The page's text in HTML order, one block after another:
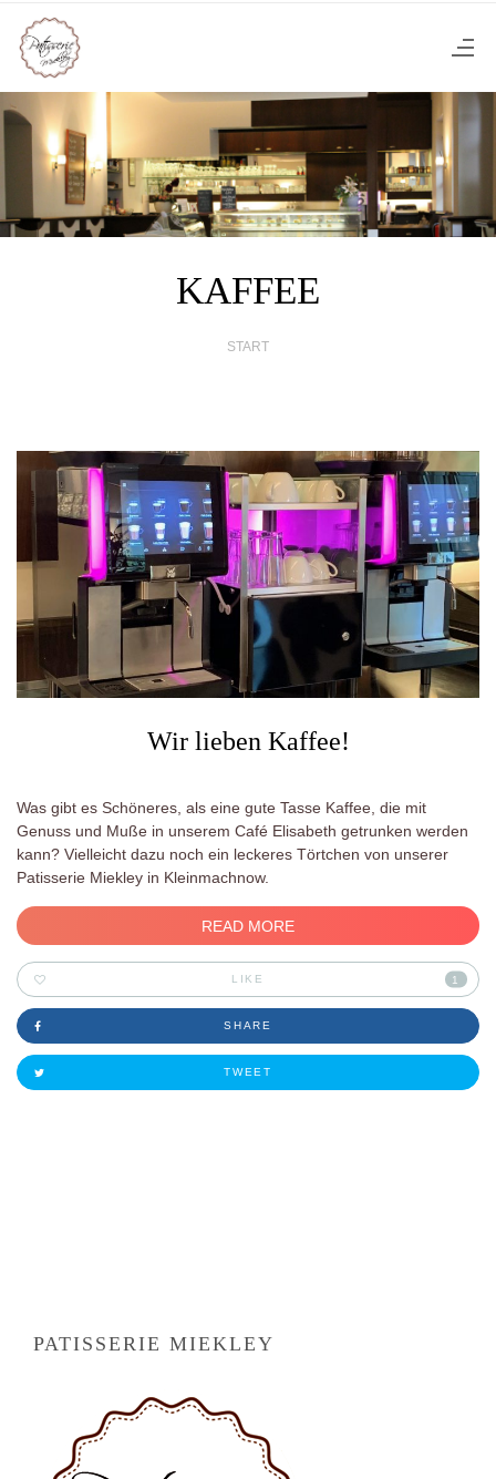
KAFFEE
START
Wir lieben Kaffee!
Was gibt es Schöneres, als eine gute Tasse Kaffee, die mit
Genuss und Muße in unserem Café Elisabeth getrunken werden
kann? Vielleicht dazu noch ein leckeres Törtchen von unserer
Patisserie Miekley in Kleinmachnow.
READ MORE
LIKE 1
SHARE
TWEET
PATISSERIE MIEKLEY